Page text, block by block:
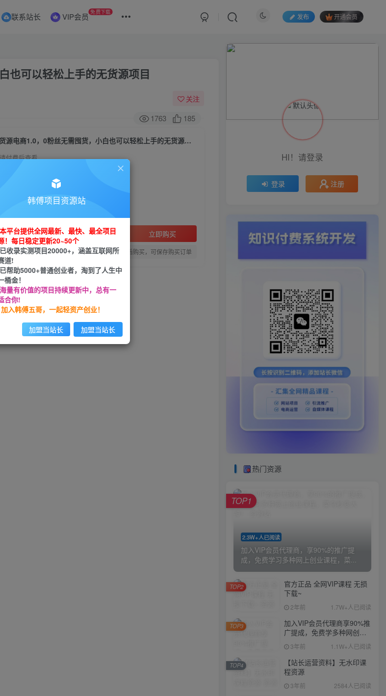
联系站长 VIP会员 免费下载
发布 开通会员
也可以轻松上手的无货源项目
关注
1763 185
红商联盟·小红书无货源电商1.0，0粉丝无需囤货，小白也可以轻松上手的无货源项目
付费后查看
立即购买
您当前未登录！建议登陆后购买，可保存购买订单
HI！请登录
登录 注册
热门资源
2.3W+人已阅读
加入VIP会员代理商，享90%的推广提
成，免费学习多种网上创业课程，菜...
TOP1
官方正品 全网VIP课程 无损
下载~
2年前 1.7W+人已阅读
TOP2
加入VIP会员代理商享90%推
广提成，免费学多种网创课
程，菜鸟秒变大神
3年前 1.1W+人已阅读
TOP3
【站长运营资料】无水印课
程资源
3年前 2584人已阅读
TOP4
韩傅项目资源站
本平台提供全网最新、最快、最全项目
！每日稳定更新20~50个
收录实测项目20000+，涵盖互联网所
道!
帮助5000+普通创业者，淘到了人生中
桶金！
海量有价值的项目持续更新中，总有一
合你!
加入韩傅五哥，一起轻资产创业！
加盟当站长 加盟当站长